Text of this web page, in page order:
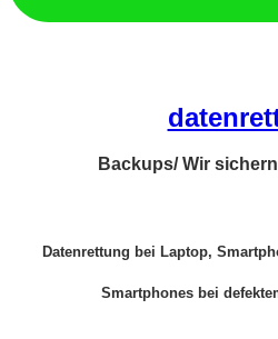
Backups/ Wir
Datenrettung bei Laptop,
Smartphones bei